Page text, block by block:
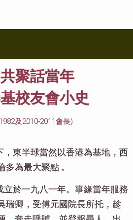
聚話當年
校友會小史
及2010-2011會長)
東半球當然以香港為基地，西
為最大聚點 。
於一九八一年。事緣當年服務
瑞卿，受傅元國院長所托，趁